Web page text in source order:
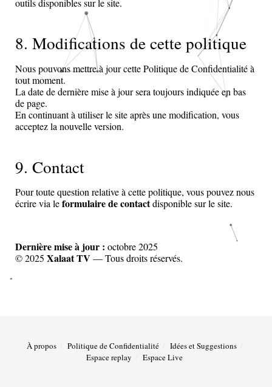
outils disponibles sur le site.
8. Modifications de cette politique
Nous pouvons mettre à jour cette Politique de Confidentialité à
tout moment.
La date de dernière mise à jour sera toujours indiquée en bas
de page.
En continuant à utiliser le site après une modification, vous
acceptez la nouvelle version.
9. Contact
Pour toute question relative à cette politique, vous pouvez nous
écrire via leformulaire de contactdisponible sur le site.
Dernière mise à jour : octobre 2025
© 2025 Xalaat TV— Tous droits réservés.
À propos Politique de Confidentialité
Idées et Suggestions
Espace replay
Espace Live